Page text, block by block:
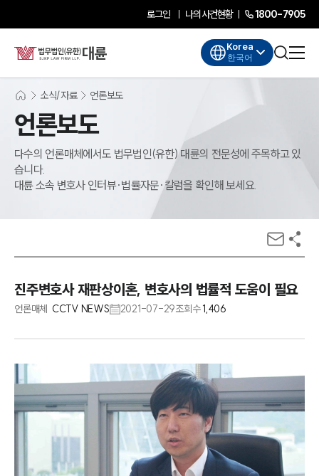
로그인 나의사건현황 1800-7905
Korea
한국어
소식/자료 언론보도
언론보도
다수의 언론매체에서도 법무법인(유한) 대륜의 전문성에 주목하고 있
습니다.
대륜 소속 변호사 인터뷰·법률자문·칼럼을 확인해 보세요.
진주변호사 재판상이혼, 변호사의 법률적 도움이 필요
언론매체 CCTV NEWS 2021-07-29조회수 1,406